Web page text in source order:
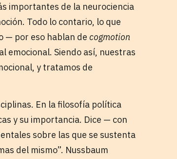
importantes de la neurociencia
Todo lo contario, lo que
— por eso hablan de cogmotion
emocional. Siendo así, nuestras
y tratamos de
En la filosofía política
y su importancia. Dice — con
sobre las que se sustenta
del mismo”. Nussbaum